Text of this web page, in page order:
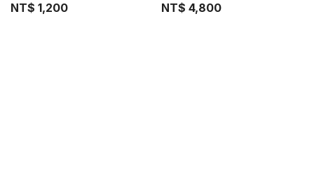
NT$ 1,200
NT$ 4,800